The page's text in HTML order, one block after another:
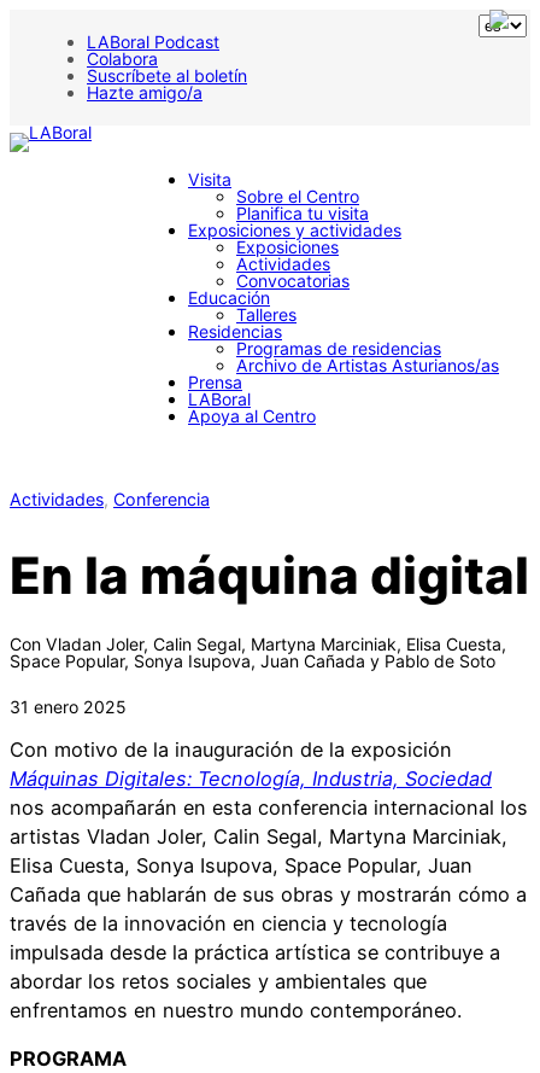
LABoral Podcast
Colabora
Suscríbete al boletín
Hazte amigo/a
Visita
Sobre el Centro
Planifica tu visita
Exposiciones y actividades
Exposiciones
Actividades
Convocatorias
Educación
Talleres
Residencias
Programas de residencias
Archivo de Artistas Asturianos/as
Prensa
LABoral
Apoya al Centro
Actividades, Conferencia
En la máquina digital
Con Vladan Joler, Calin Segal, Martyna Marciniak, Elisa Cuesta,
Space Popular, Sonya Isupova, Juan Cañada y Pablo de Soto
31 enero 2025
Con motivo de la inauguración de la exposición
Máquinas Digitales: Tecnología, Industria, Sociedad
nos acompañarán en esta conferencia internacional los
artistas Vladan Joler, Calin Segal, Martyna Marciniak,
Elisa Cuesta, Sonya Isupova, Space Popular, Juan
Cañada que hablarán de sus obras y mostrarán cómo a
través de la innovación en ciencia y tecnología
impulsada desde la práctica artística se contribuye a
abordar los retos sociales y ambientales que
enfrentamos en nuestro mundo contemporáneo.
PROGRAMA